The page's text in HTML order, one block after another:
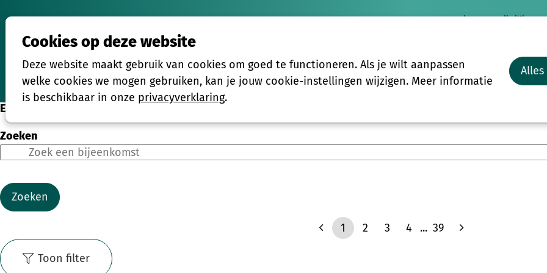
Cookies op deze website
Deze website maakt gebruik van cookies om goed te functioneren. Als je wilt aanpassen
welke cookies we mogen gebruiken, kan je jouw cookie-instellingen wijzigen. Meer informatie
is beschikbaar in onze privacyverklaring.
Home
Activiteiten Vrijwilligers Groepen Meer Start-to-
Nieuws
Eenmalige activiteiten
Zoeken
Zoeken
1 2 3 4 ... 39
Toon filter